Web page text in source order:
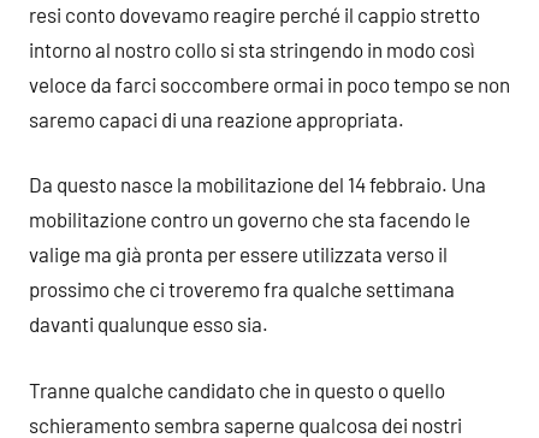
resi conto dovevamo reagire perché il cappio stretto
intorno al nostro collo si sta stringendo in modo così
veloce da farci soccombere ormai in poco tempo se non
saremo capaci di una reazione appropriata.
Da questo nasce la mobilitazione del 14 febbraio. Una
mobilitazione contro un governo che sta facendo le
valige ma già pronta per essere utilizzata verso il
prossimo che ci troveremo fra qualche settimana
davanti qualunque esso sia.
Tranne qualche candidato che in questo o quello
schieramento sembra saperne qualcosa dei nostri